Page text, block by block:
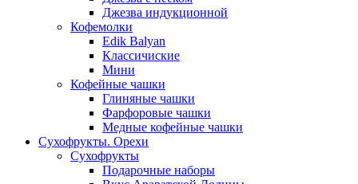
Джезва индукционной
Кофемолки
Edik Balyan
Классичиские
Мини
Кофейные чашки
Глиняные чашки
Фарфоровые чашки
Медные кофейные чашки
Сухофрукты. Орехи
Сухофрукты
Подарочные наборы